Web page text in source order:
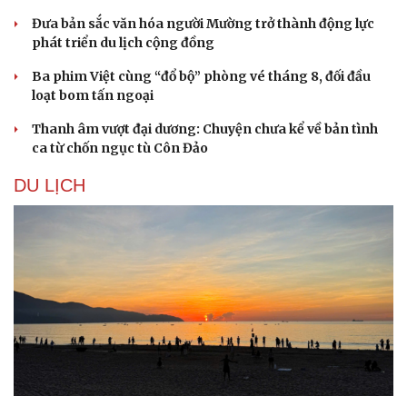
Đưa bản sắc văn hóa người Mường trở thành động lực
phát triển du lịch cộng đồng
Ba phim Việt cùng “đổ bộ” phòng vé tháng 8, đối đầu
loạt bom tấn ngoại
Thanh âm vượt đại dương: Chuyện chưa kể về bản tình
ca từ chốn ngục tù Côn Đảo
DU LỊCH